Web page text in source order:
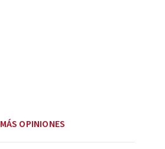
MÁS OPINIONES